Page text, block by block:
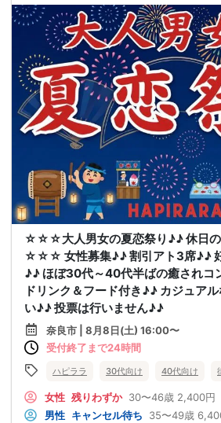
☆☆☆大人男女の夏恋祭り♪♪ 休日
☆☆☆ 女性募集♪♪ 割引アト3席♪♪
♪♪ ほぼ30代～40代半ばの癒されコ
ドリンク＆フード付き♪♪ カジュア
い♪♪ 投票は行いません♪♪
奈良市 | 8月8日(土) 16:00〜
受付終了まで24時間
ハピララ 30代向け 40代向け
女性 残りわずか 30〜46歳 2,400円
男性 キャンセル待ち 35〜49歳